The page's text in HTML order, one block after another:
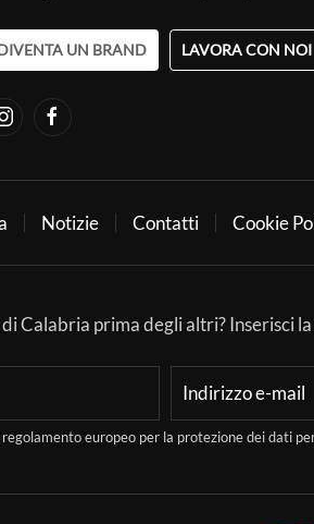
UN BRAND LAVORA CON NOI
Notizie Contatti Cookie
Calabria prima degli altri? Inserisci
europeo per la protezione dei dati